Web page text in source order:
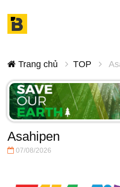
Trang chủ TOP
Asahipen
07/08/2026